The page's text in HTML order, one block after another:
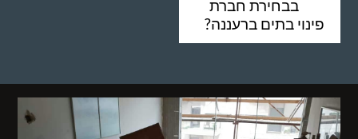
בבחירת חברת
פינוי בתים ברעננה?